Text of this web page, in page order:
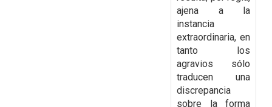
ajena a la
instancia
extraordinaria, en
tanto los
agravios sólo
traducen una
discrepancia
sobre la forma